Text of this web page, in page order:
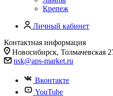
Крепеж
Личный кабинет
Контактная информация
Новосибирск, Толмачевская
nsk@aps-market.ru
Вконтакте
YouTube